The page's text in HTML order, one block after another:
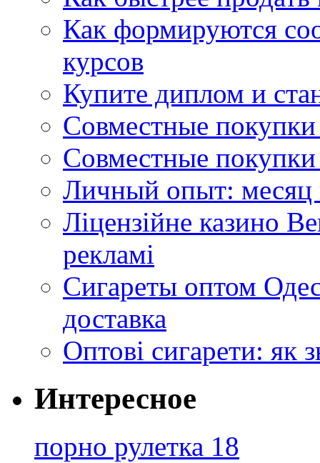
Как формируются
курсов
Купите диплом и
Совместные
Совместные покупки
Личный опыт: месяц
Ліцензійне казино
рекламі
Сигареты оптом
доставка
Оптові сигарети: як
Интересное
порно рулетка 18